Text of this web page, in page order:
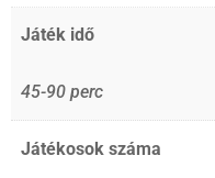
Játék idő
45-90 perc
Játékosok száma